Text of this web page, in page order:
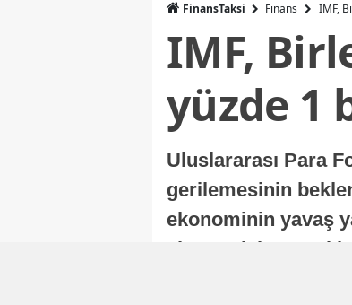
FinansTaksi Finans IMF,
IMF,
yüzde 1
Uluslararası Para
gerilemesinin
ekonominin yavaş
ekonomisi,